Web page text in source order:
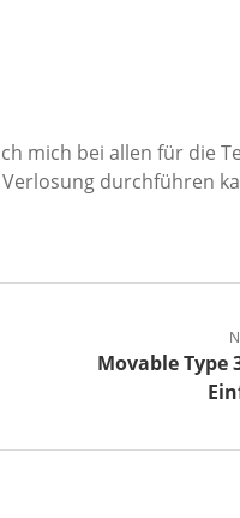
mich bei allen für die
durchführen
Movable Type